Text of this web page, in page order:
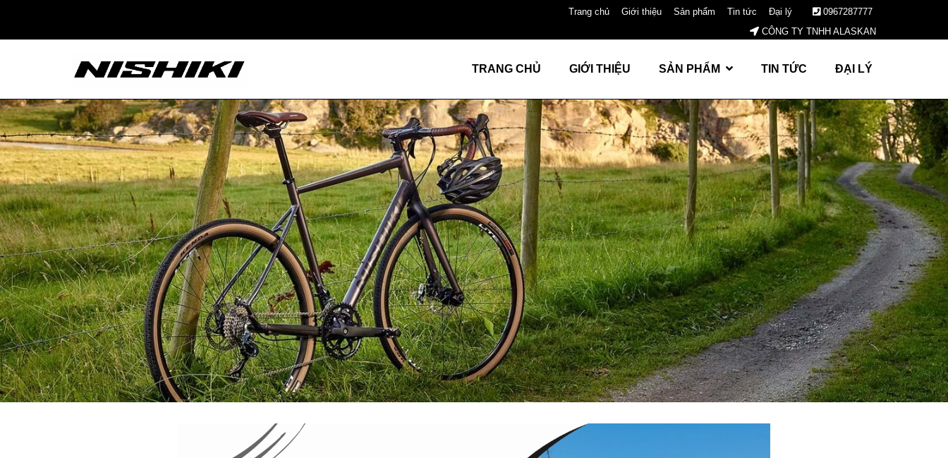
Trang chủ Giới thiệu Sản phẩm Tin tức Đại lý
0967287777
CÔNG TY TNHH ALASKAN
Nishiki – Xe Đạp
Nhật Bản – Since
1965
TRANG CHỦ GIỚI THIỆU SẢN PHẨM TIN TỨC ĐẠI LÝ